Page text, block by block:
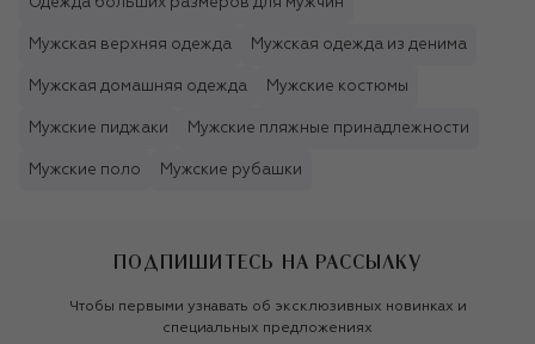
Одежда больших размеров для мужчин
Мужская верхняя одежда Мужская одежда из денима
Мужская домашняя одежда Мужские костюмы
Мужские пиджаки Мужские пляжные принадлежности
Мужские поло Мужские рубашки
ПОДПИШИТЕСЬ НА РАССЫЛКУ
Чтобы первыми узнавать об эксклюзивных новинках и
специальных предложениях